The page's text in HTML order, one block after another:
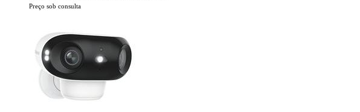
Preço sob consulta